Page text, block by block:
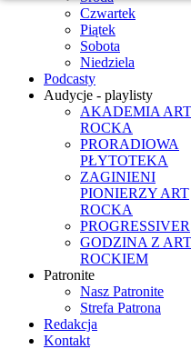
Czwartek
Piątek
Sobota
Niedziela
Podcasty
Audycje - playlisty
AKADEMIA
ROCKA
PRORADIOWA
PŁYTOTEKA
ZAGINIENI
PIONIERZY ART
ROCKA
PROGRESSIVER
GODZINA Z ART
ROCKIEM
Patronite
Nasz Patronite
Strefa Patrona
Redakcja
Kontakt